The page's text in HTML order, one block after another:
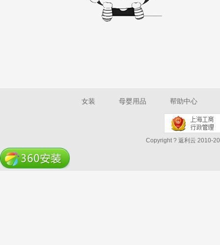
女装 母婴用品 帮助中心
Copyright ? 返利云 2010-